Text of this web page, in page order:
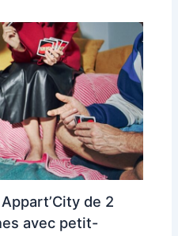
de 2
avec petit-